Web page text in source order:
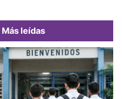
Más leídas